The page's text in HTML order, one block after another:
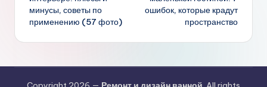
минусы, советы по
применению (57 фото)
ошибок, которые крадут
пространство